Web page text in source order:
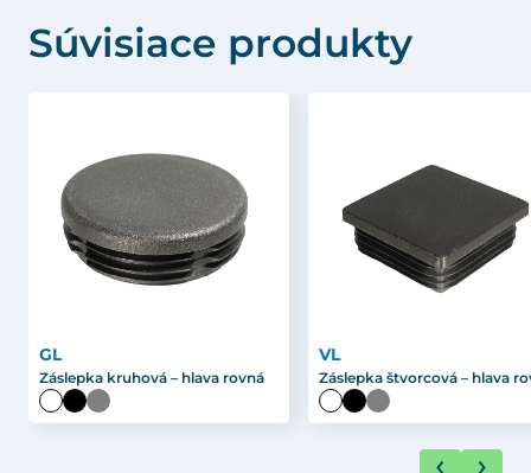
Súvisiace produkty
GL
Záslepka kruhová – hlava rovná
VL
Záslepka štvorcová – hlava